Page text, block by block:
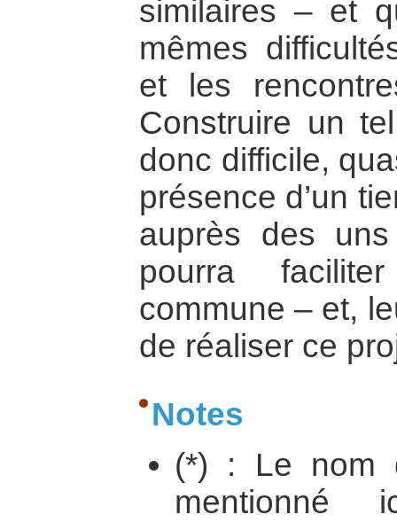
similaires – et
mêmes
et les
Construire un
donc difficile,
présence d’un
auprès des
pourra
commune – et,
de réaliser ce
Notes
(*) : Le nom
mentionné